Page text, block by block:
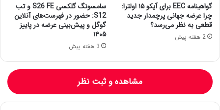
گواهینامه EEC برای آیکو ۱۵ اولترا:
چرا عرضه جهانی پرچمدار جدید
قطعی به نظر می‌رسد؟
2 هفته پیش
سامسونگ گلکسی S26 FE و تب
S12: حضور در فهرست‌های آنلاین
گوگل و پیش‌بینی عرضه در پاییز
۱۴۰۵
3 هفته پیش
مشاهده و ثبت نظر